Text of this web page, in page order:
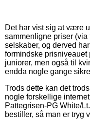
Det har vist sig at være
sammenligne priser
selskaber, og derved
formindske prisniveauet
juniorer, men også til
endda nogle gange
Trods dette kan det
nogle forskellige
Pattegrisen-PG White/
bestiller, så man er tryg